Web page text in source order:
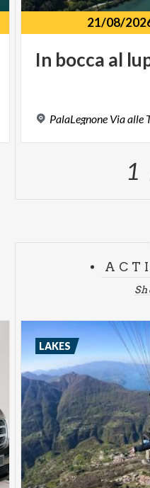
21/08/
In bocca al
PalaLegnone Viaalle
1
LAKES